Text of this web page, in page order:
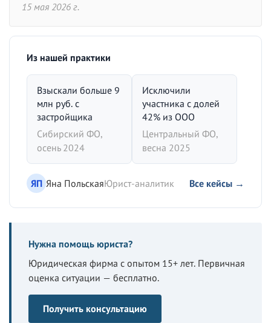
15 мая 2026 г.
Из нашей практики
Взыскали больше 9
млн руб. с
застройщика
Сибирский ФО,
осень 2024
Исключили
участника с долей
42% из ООО
Центральный ФО,
весна 2025
ЯП Яна ПольскаяЮрист-аналитик Все кейсы →
Нужна помощь юриста?
Юридическая фирма с опытом 15+ лет. Первичная
оценка ситуации — бесплатно.
Получить консультацию